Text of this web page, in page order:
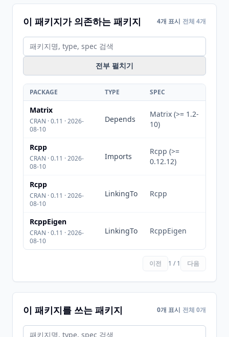
이 패키지가 의존하는 패키지 4개 표시 전체 4개
전부 펼치기
PACKAGE TYPE SPEC
Matrix
CRAN · 0.11 · 2026-
08-10
Depends
Matrix (>= 1.2-
10)
Rcpp
CRAN · 0.11 · 2026-
08-10
Imports
Rcpp (>=
0.12.12)
Rcpp
CRAN · 0.11 · 2026-
08-10
LinkingTo Rcpp
RcppEigen
CRAN · 0.11 · 2026-
08-10
LinkingTo RcppEigen
이전 1 / 1 다음
이 패키지를 쓰는 패키지 0개 표시 전체 0개